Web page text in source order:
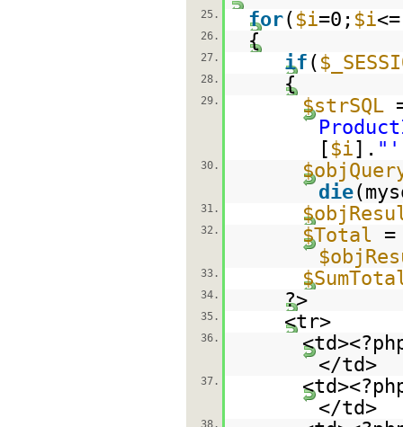
25.
for( $i=0; $i
26. {
27. if (
28. {
29. $strSQL
[ $i].
30.
die
31.
32. $Total
33.
34. ?>
35. <tr>
36.
</td>
37.
</td>
38.